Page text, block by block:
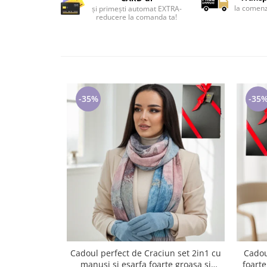
Lenjerii de pat pentru copii
Halate si capoate
Halate si pijamale Family
Cadouri ocazii speciale
Tricouri de craciun
și primești automat EXTRA-
reducere la comanda ta!
la
-35%
Cadoul perfect de Craciun set 2in1 cu
manusi si esarfa foarte groasa si
-